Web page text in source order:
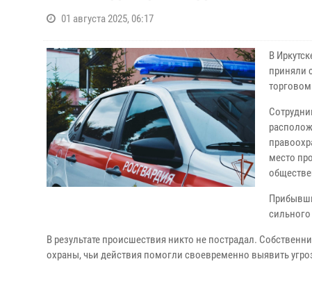
01 августа 2025, 06:17
В
приняли
место
В результате происшествия никто не пострадал.
охраны, чьи действия помогли своевременно выявить